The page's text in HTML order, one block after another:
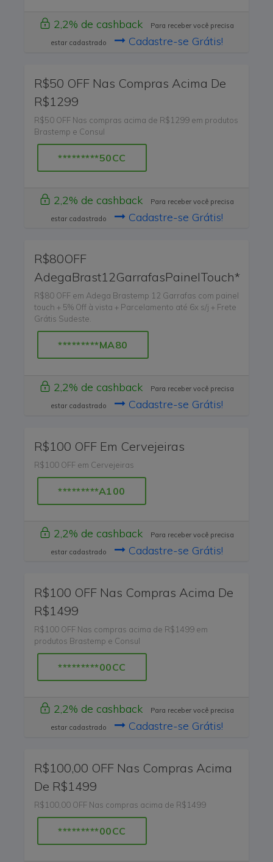
2,2% de cashback
Para receber você precisa
estar cadastrado
Cadastre-se Grátis!
R$50 OFF Nas Compras Acima De
R$1299
R$50 OFF Nas compras acima de R$1299 em produtos
Brastemp e Consul
*********50CC
2,2% de cashback
Para receber você precisa
estar cadastrado
Cadastre-se Grátis!
R$80OFF
AdegaBrast12GarrafasPainelTouch*
R$80 OFF em Adega Brastemp 12 Garrafas com painel
touch + 5% Off à vista + Parcelamento até 6x s/j + Frete
Grátis Sudeste.
*********MA80
2,2% de cashback
Para receber você precisa
estar cadastrado
Cadastre-se Grátis!
R$100 OFF Em Cervejeiras
R$100 OFF em Cervejeiras
*********A100
2,2% de cashback
Para receber você precisa
estar cadastrado
Cadastre-se Grátis!
R$100 OFF Nas Compras Acima De
R$1499
R$100 OFF Nas compras acima de R$1499 em
produtos Brastemp e Consul
*********00CC
2,2% de cashback
Para receber você precisa
estar cadastrado
Cadastre-se Grátis!
R$100,00 OFF Nas Compras Acima
De R$1499
R$100,00 OFF Nas compras acima de R$1499
*********00CC